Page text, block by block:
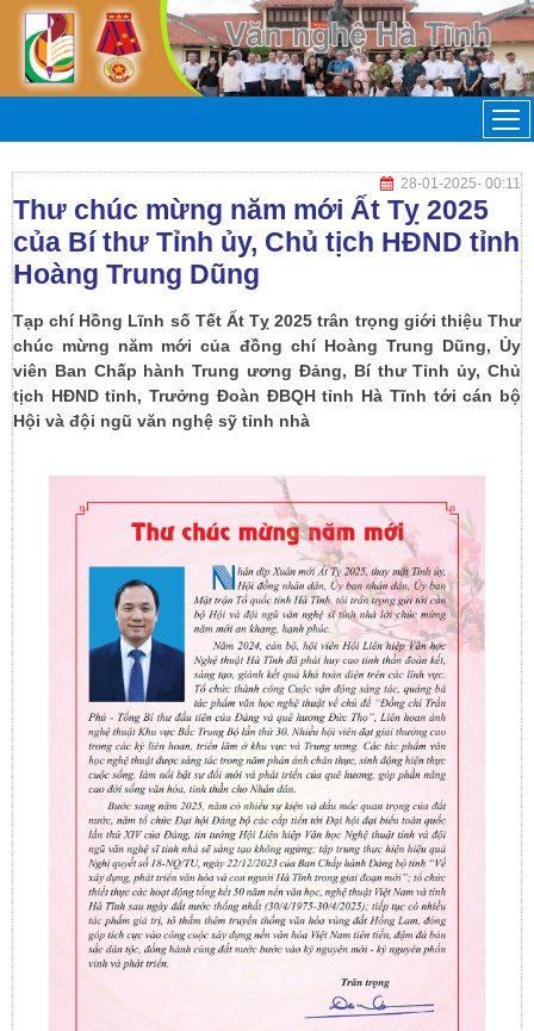
28-01-2025- 00:11
Thư chúc mừng năm mới Ất Tỵ 2025
của Bí thư Tỉnh ủy, Chủ tịch HĐND tỉnh
Hoàng Trung Dũng
Tạp chí Hồng Lĩnh số Tết Ất Tỵ 2025 trân trọng giới thiệu Thư
chúc mừng năm mới của đồng chí Hoàng Trung Dũng, Ủy
viên Ban Chấp hành Trung ương Đảng, Bí thư Tỉnh ủy, Chủ
tịch HĐND tỉnh, Trưởng Đoàn ĐBQH tỉnh Hà Tĩnh tới cán bộ
Hội và đội ngũ văn nghệ sỹ tỉnh nhà